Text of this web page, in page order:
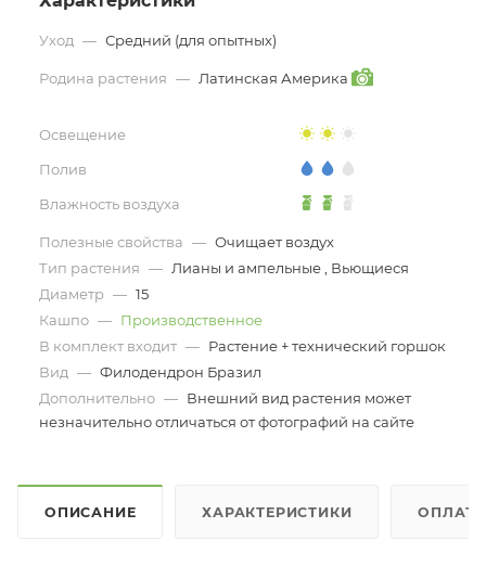
Уход — Средний (для опытных)
Родина растения — Латинская Америка
Освещение
Полив
Влажность воздуха
Полезные свойства — Очищает воздух
Тип растения — Лианы и ампельные , Вьющиеся
Диаметр — 15
Кашпо — Производственное
В комплект входит — Растение + технический горшок
Вид — Филодендрон Бразил
Дополнительно — Внешний вид растения может
незначительно отличаться от фотографий на сайте
ОПИСАНИЕ ХАРАКТЕРИСТИКИ